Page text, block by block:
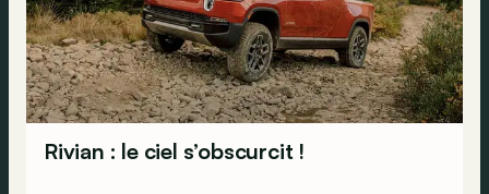
Rivian : le ciel s’obscurcit !